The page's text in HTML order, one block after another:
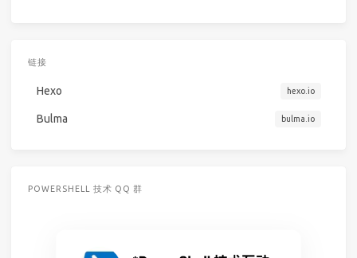
链接
Hexo hexo.io
Bulma bulma.io
POWERSHELL 技术 QQ 群